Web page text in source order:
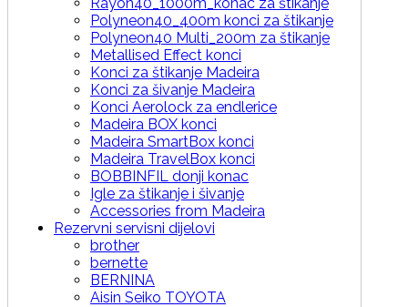
Polyneon40_400m konci za štikanje
Polyneon40 Multi_200m za štikanje
Metallised Effect konci
Konci za štikanje Madeira
Konci za šivanje Madeira
Konci Aerolock za endlerice
Madeira BOX konci
Madeira SmartBox konci
Madeira TravelBox konci
BOBBINFIL donji konac
Igle za štikanje i šivanje
Accessories from Madeira
Rezervni servisni dijelovi
brother
bernette
BERNINA
Aisin Seiko TOYOTA